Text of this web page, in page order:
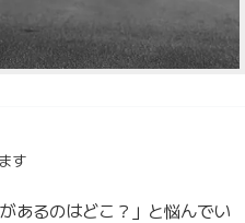
す
あるのはどこ？」と悩んでい